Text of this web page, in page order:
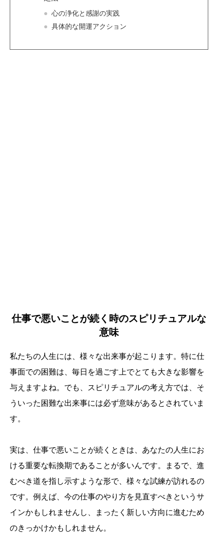
心の浄化と感謝の実践
具体的な開運アクション
仕事で悪いことが続く時のスピリチュアルな
意味
私たちの人生には、様々な出来事が起こります。特に仕
事面での困難は、毎日を過ごす上でとても大きな影響を
与えますよね。でも、スピリチュアルの考え方では、そ
ういった困難な出来事には必ず意味があるとされていま
す。
実は、仕事で悪いことが続くときは、あなたの人生にお
ける重要な転換期であることが多いんです。まるで、進
むべき道を指し示すような形で、様々な試練が訪れるの
です。例えば、今の仕事のやり方を見直すべきというサ
インかもしれませんし、まったく新しい方向に進むため
のきっかけかもしれません。